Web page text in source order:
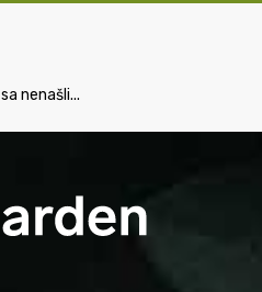
sa nenašli...